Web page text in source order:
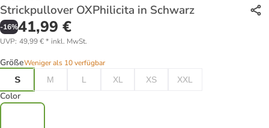
Strickpullover OXPhilicita in Schwarz
-16%41,99 €
UVP: 49,99 €* inkl. MwSt.
GrößeWeniger als 10 verfügbar
S
M L XL XS XXL
Color